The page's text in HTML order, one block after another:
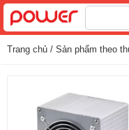
Tìm
kiếm
Trang chủ / Sản phẩm theo